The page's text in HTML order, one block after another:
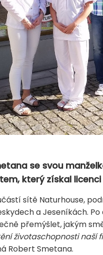
se svou
který získal
sítě Naturhouse,
a Jeseníkách.
přemýšlet, jakým
životaschopnosti naší
Robert Smetana.